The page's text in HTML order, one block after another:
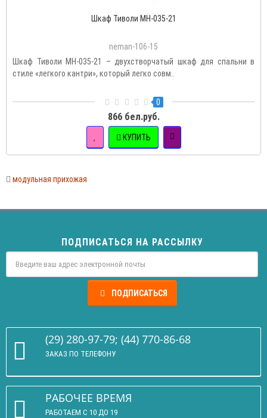
Шкаф Тиволи МН-035-21
neman-106-15
Шкаф Тиволи МН-035-21 – двухстворчатый шкаф для спальни в
стиле «легкого кантри», который легко совм..
0
866 бел.руб.
КУПИТЬ
модульная прихожая
ПОДПИСАТЬСЯ НА РАССЫЛКУ
ПОДПИСАТЬСЯ
(29) 280-97-79; (44) 770-86-68
ЗАКАЗ ПО ТЕЛЕФОНУ
РАБОЧЕЕ ВРЕМЯ
РАБОТАЕМ С 10 ДО 19